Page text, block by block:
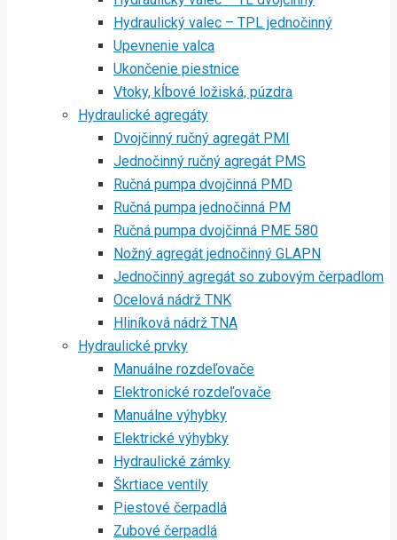
Hydraulický valec – TPL jednočinný
Upevnenie valca
Ukončenie piestnice
Vtoky, kĺbové ložiská, púzdra
Hydraulické agregáty
Dvojčinný ručný agregát PMI
Jednočinný ručný agregát PMS
Ručná pumpa dvojčinná PMD
Ručná pumpa jednočinná PM
Ručná pumpa dvojčinná PME 580
Nožný agregát jednočinný GLAPN
Jednočinný agregát so zubovým čerpadlom
Ocelová nádrž TNK
Hliníková nádrž TNA
Hydraulické prvky
Manuálne rozdeľovače
Elektronické rozdeľovače
Manuálne výhybky
Elektrické výhybky
Hydraulické zámky
Škrtiace ventily
Piestové čerpadlá
Zubové čerpadlá